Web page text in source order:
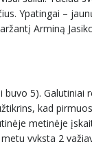
Ypatingai –
Arminą
5). Galutiniai
kad
metinėje
vyksta 2